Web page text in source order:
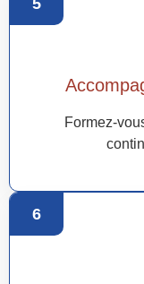
Formez-
6